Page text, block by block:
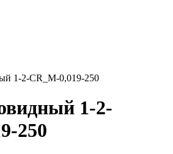
1-2-СR_M-0,019-250
1-2-
250